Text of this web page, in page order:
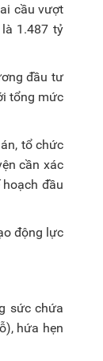
cầu vượt
1.487 tỷ
đầu tư
tổng mức
tổ chức
cần xác
đầu
động lực
sức chứa
hứa hẹn